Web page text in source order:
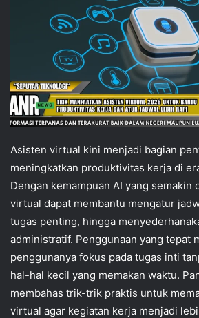
Asisten virtual kini menjadi bagian
meningkatkan produktivitas kerja di
Dengan kemampuan AI yang semakin
virtual dapat membantu mengatur
tugas penting, hingga
administratif. Penggunaan yang tepat
penggunanya fokus pada tugas inti
hal-hal kecil yang memakan waktu.
membahas trik-trik praktis untuk
virtual agar kegiatan kerja menjadi